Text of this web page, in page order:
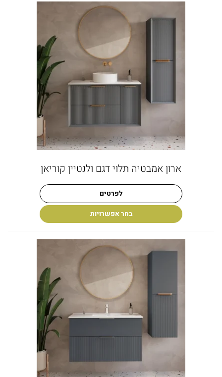
ארון אמבטיה תלוי דגם ולנטיין קוריאן
לפרטים
בחר אפשרויות